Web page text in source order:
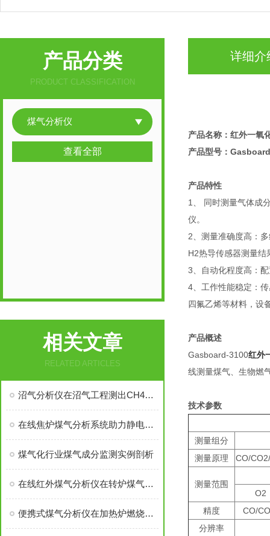
产品分类
PRODUCT CLASSIFICATION
煤气分析仪
查看全部
相关文章
RELATED ARTICLES
沼气分析仪在沼气工程测出CH4浓度达94%的沼气！
在线焦炉煤气分析系统助力静电除尘工艺安全管理
煤气化行业煤气成分监测实例剖析
在线红外煤气分析仪在转炉煤气回收中的应用
便携式煤气分析仪在加热炉燃烧优化控制中的应用
详细介
产品名称： 红外一氧
产品型号：
产品特性
1、 同时测量气体成
仪。
2、测量准确度高：
H2热导传感器测量
3、自动化程度高：
4、工作性能稳定：
四氟乙烯等材料，设
产品概述
Gasboard-3100红外
线测量煤气、生物燃
技术参数
测量组分
测量原理
CO/
测量范围
O2
精度
CO/
分辨率